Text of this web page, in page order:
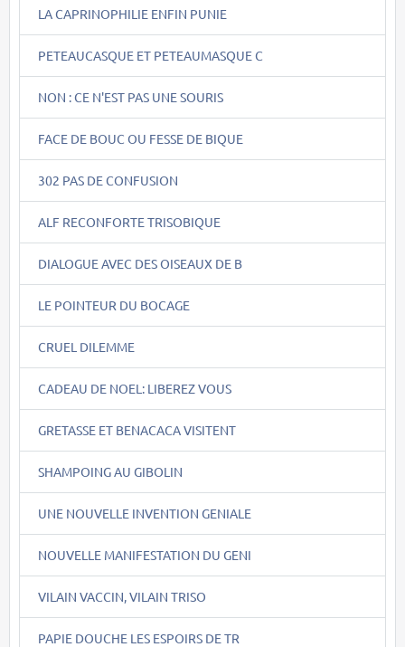
LA CAPRINOPHILIE ENFIN PUNIE
PETEAUCASQUE ET PETEAUMASQUE C
NON : CE N'EST PAS UNE SOURIS
FACE DE BOUC OU FESSE DE BIQUE
302 PAS DE CONFUSION
ALF RECONFORTE TRISOBIQUE
DIALOGUE AVEC DES OISEAUX DE B
LE POINTEUR DU BOCAGE
CRUEL DILEMME
CADEAU DE NOEL: LIBEREZ VOUS
GRETASSE ET BENACACA VISITENT
SHAMPOING AU GIBOLIN
UNE NOUVELLE INVENTION GENIALE
NOUVELLE MANIFESTATION DU GENI
VILAIN VACCIN, VILAIN TRISO
PAPIE DOUCHE LES ESPOIRS DE TR